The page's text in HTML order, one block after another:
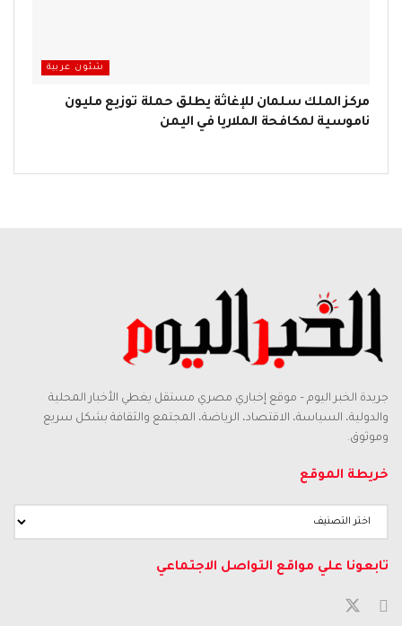
شئون عربية
مركز الملك سلمان للإغاثة يطلق حملة توزيع مليون
ناموسية لمكافحة الملاريا في اليمن
جريدة الخبر اليوم – موقع إخباري مصري مستقل يغطي الأخبار المحلية
والدولية، السياسة، الاقتصاد، الرياضة، المجتمع والثقافة بشكل سريع
وموثوق.
خريطة الموقع
تابعونا علي مواقع التواصل الاجتماعي